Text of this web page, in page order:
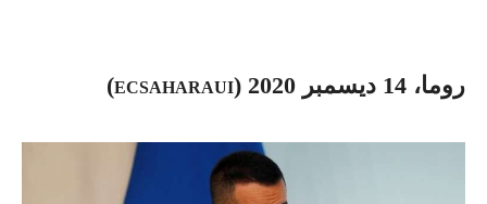
روما، 14 ديسمبر 2020 ( ECSAHARAUI
)